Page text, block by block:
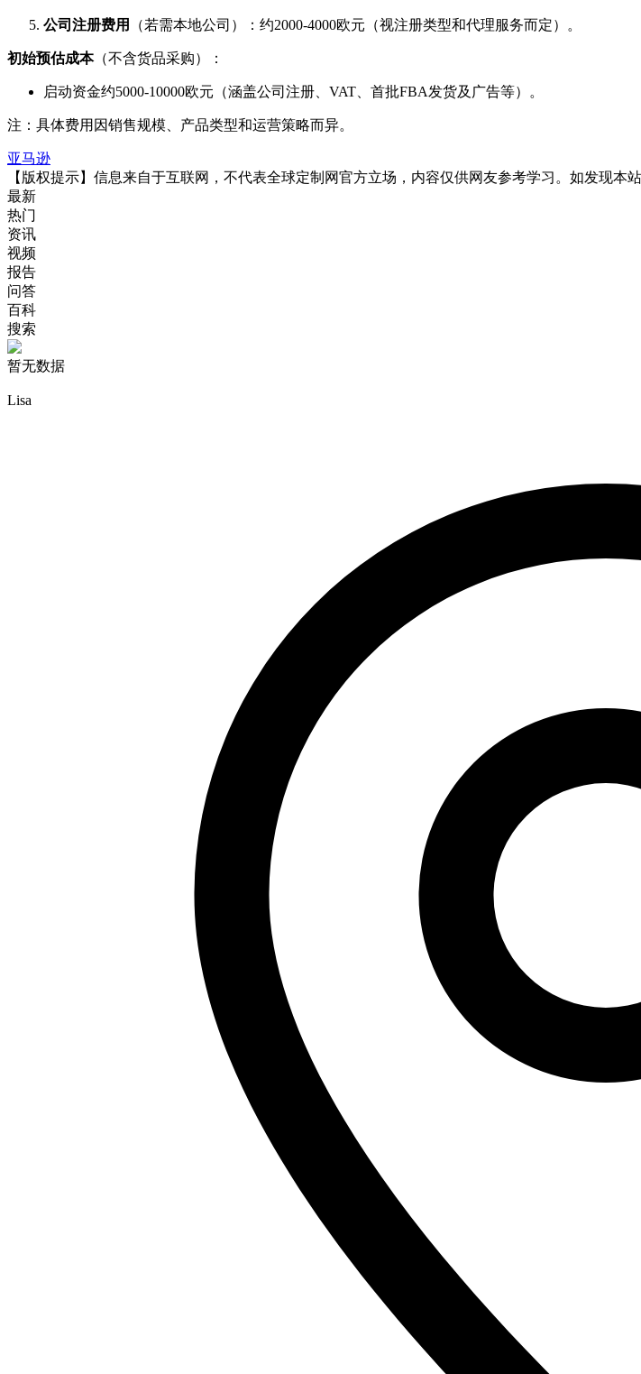
公司注册费用 （若需本地公司）：约2000-4000欧元（视注册类型和代理服务而定）。
初始预估成本（不含货品采购）：
启动资金约5000-10000欧元（涵盖公司注册、VAT、首批FBA发货及广告等）。
注：具体费用因销售规模、产品类型和运营策略而异。
亚马逊
【版权提示】信息来自于互联网，不代表全球定制网官方立场，内容仅供网友参考学习。如发现
最新
热门
资讯
视频
报告
问答
百科
搜索
暂无数据
Lisa